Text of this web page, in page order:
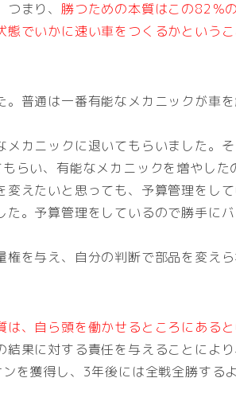
まり、 勝つための本質はこの82％
でいかに速い車をつくるかという
。普通は一番有能なメカニックが車
カニックに退いてもらいました。
らい、有能なメカニックを増やした
変えたいと思っても、予算管理をし
。予算管理をしているので勝手に
を与え、自分の判断で部品を変え
は、自ら頭を働かせるところにある
結果に対する責任を与えることによ
を獲得し、3年後には全戦全勝する